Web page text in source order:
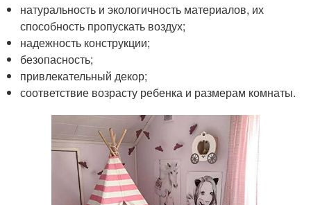
натуральность и экологичность материалов, их
способность пропускать воздух;
надежность конструкции;
безопасность;
привлекательный декор;
соответствие возрасту ребенка и размерам комнаты.